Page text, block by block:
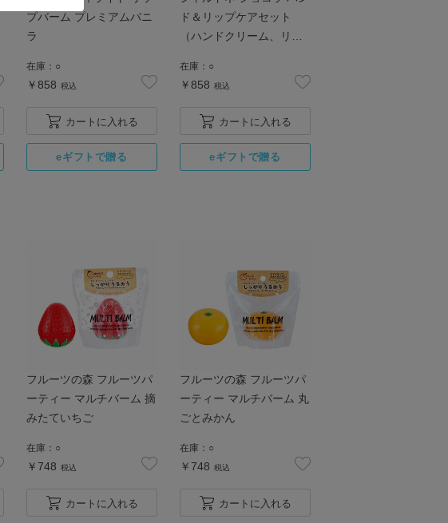
プバーム プレミアムバニ
ラ
在庫： ○
￥858 税込
カートに入れる
ド＆リップケアセット
（ハンドクリーム、リッ
在庫： ○
￥858 税込
カートに入れる
フルーツの森 フルーツパ
ーティー マルチバーム 摘
みたていちご
在庫： ○
￥748 税込
カートに入れる
フルーツの森 フルーツパ
ーティー マルチバーム 丸
ごとみかん
在庫： ○
￥748 税込
カートに入れる